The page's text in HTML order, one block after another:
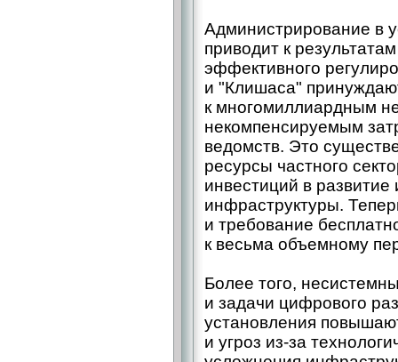
Администрирование в
приводит к
эффективного
и "Клишаса"
к многомиллиардным
некомпенсируемым
ведомств. Это
ресурсы частного
инвестиций в
инфраструктуры.
и требование
к весьма объемному
Более того,
и задачи цифрового
установления
и угроз из-за